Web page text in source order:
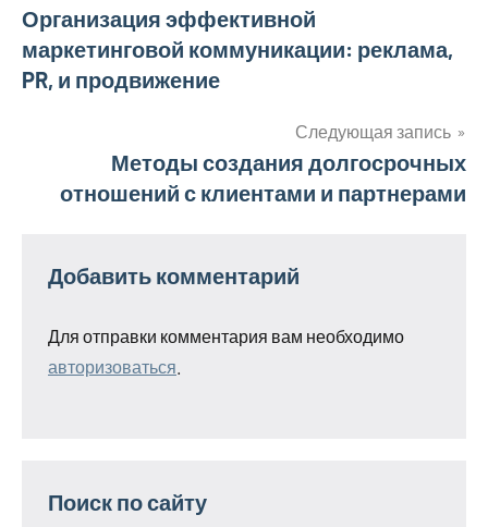
Навигация
по
Организация эффективной
маркетинговой коммуникации: реклама,
PR, и продвижение
Следующая запись
Методы создания долгосрочных
отношений с клиентами и партнерами
Добавить комментарий
Для отправки комментария вам необходимо
авторизоваться
Поиск по сайту